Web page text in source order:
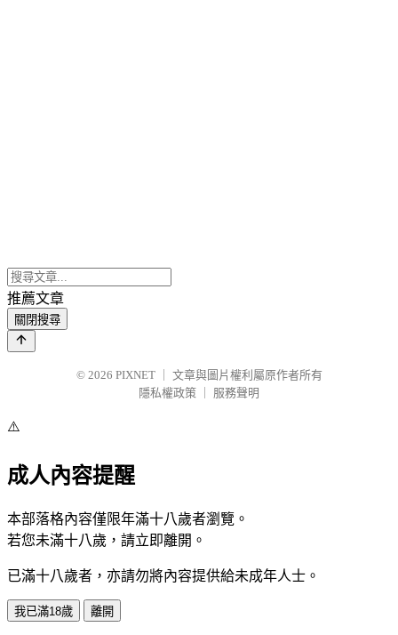
推薦文章
關閉搜尋
© 2026 PIXNET
文章與圖片權利屬原作者所有
隱私權政策
服務聲明
⚠️
成人內容提醒
本部落格內容僅限年滿十八歲者瀏覽。
若您未滿十八歲，請立即離開。
已滿十八歲者，亦請勿將內容提供給未成年人士。
我已滿18歲 離開